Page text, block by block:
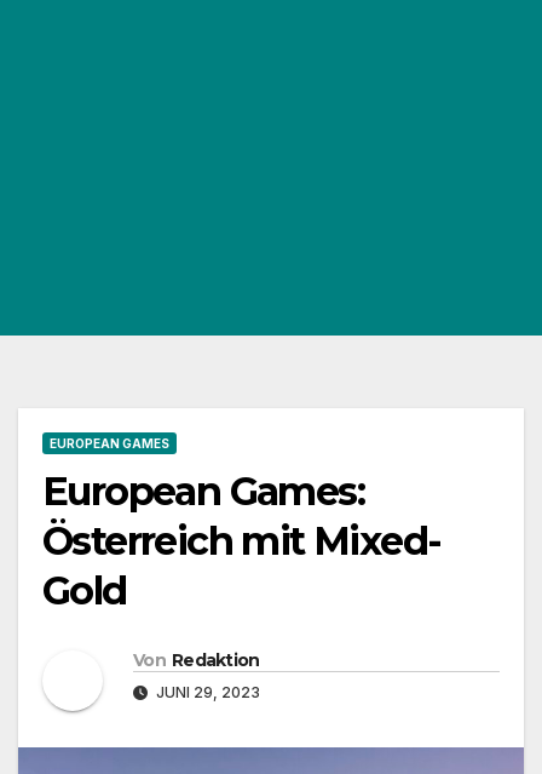
EUROPEAN GAMES
European Games:
Österreich mit Mixed-
Gold
Von Redaktion
JUNI 29, 2023